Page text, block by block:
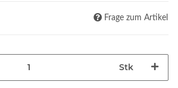
Frage zum Artikel
Stk